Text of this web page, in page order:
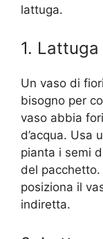
lattuga.
1. Lattuga
Un vaso di
bisogno per
vaso abbia
d’acqua. Usa
pianta i semi
del
posiziona il
indiretta.